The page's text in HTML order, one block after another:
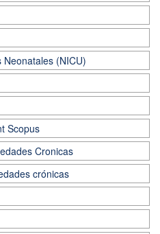
(NICU)
Scopus
Cronicas
crónicas